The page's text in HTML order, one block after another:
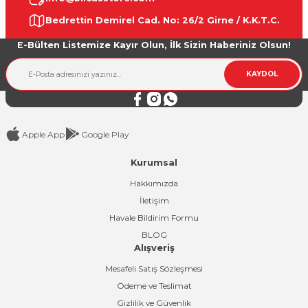
Ürün resmi kalitesiz, bozuk veya görüntülenemiyor.
Ürün açıklamasında eksik bilgiler bulunuyor.
Ürün bilgilerinde hatalar bulunuyor.
Bedrettin Demirel Cad. No: 26/2 Girne / K.K.T.C.
E-Bülten Listemize Kayır Olun, İlk Sizin Haberiniz Olsun!
KAYDOL
Apple App Google Play
Kurumsal
Hakkımızda
İletişim
Havale Bildirim Formu
BLOG
Alışveriş
Mesafeli Satış Sözleşmesi
Ödeme ve Teslimat
Gizlilik ve Güvenlik